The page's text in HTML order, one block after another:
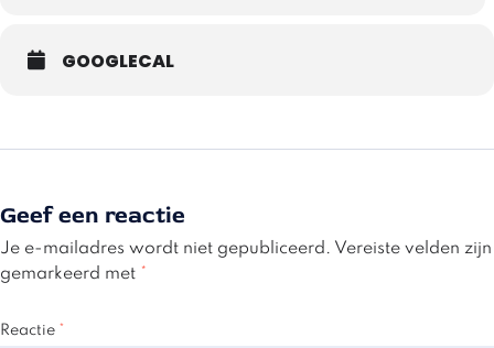
GOOGLECAL
Geef een reactie
Je e-mailadres wordt niet gepubliceerd. Vereiste velden zijn
gemarkeerd met *
Reactie *